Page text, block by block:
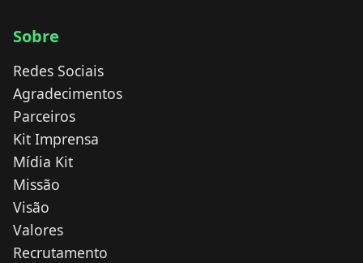
Sobre
Redes Sociais
Agradecimentos
Parceiros
Kit Imprensa
Mídia Kit
Missão
Visão
Valores
Recrutamento